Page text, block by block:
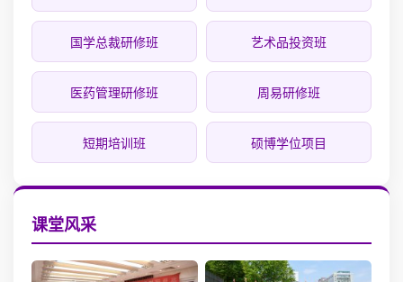
国学总裁研修班 艺术品投资班
医药管理研修班 周易研修班
短期培训班 硕博学位项目
课堂风采